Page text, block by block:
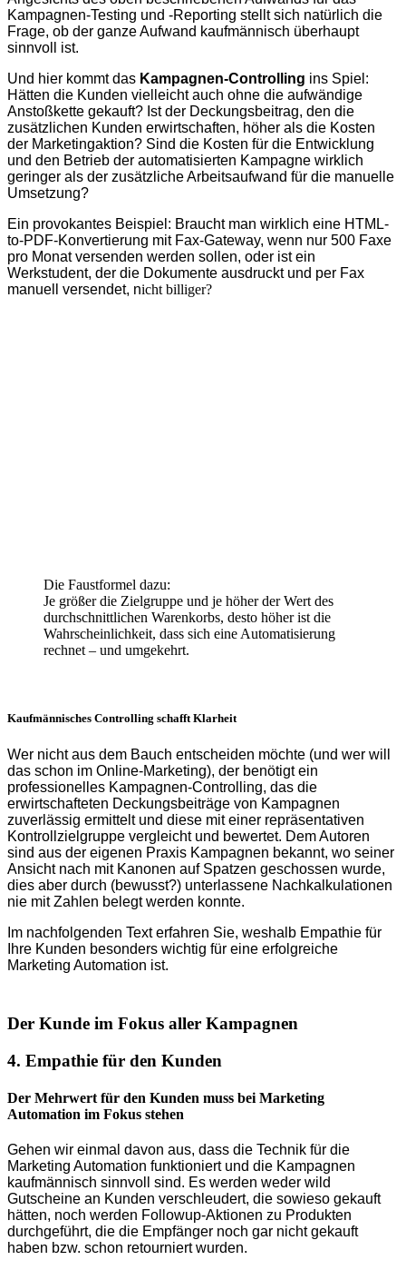
Kampagnen-Testing und -Reporting stellt sich natürlich die
Frage, ob der ganze Aufwand kaufmännisch überhaupt
sinnvoll ist.
Und hier kommt das Kampagnen-Controlling ins Spiel:
Hätten die Kunden vielleicht auch ohne die aufwändige
Anstoßkette gekauft? Ist der Deckungsbeitrag, den die
zusätzlichen Kunden erwirtschaften, höher als die Kosten
der Marketingaktion? Sind die Kosten für die Entwicklung
und den Betrieb der automatisierten Kampagne wirklich
geringer als der zusätzliche Arbeitsaufwand für die manuelle
Umsetzung?
Ein provokantes Beispiel: Braucht man wirklich eine HTML-
to-PDF-Konvertierung mit Fax-Gateway, wenn nur 500 Faxe
pro Monat versenden werden sollen, oder ist ein
Werkstudent, der die Dokumente ausdruckt und per Fax
manuell versendet, nicht billiger?
Die Faustformel dazu:
Je größer die Zielgruppe und je höher der Wert des
durchschnittlichen Warenkorbs, desto höher ist die
Wahrscheinlichkeit, dass sich eine Automatisierung
rechnet – und umgekehrt.
Kaufmännisches Controlling schafft Klarheit
Wer nicht aus dem Bauch entscheiden möchte (und wer will
das schon im Online-Marketing), der benötigt ein
professionelles Kampagnen-Controlling, das die
erwirtschafteten Deckungsbeiträge von Kampagnen
zuverlässig ermittelt und diese mit einer repräsentativen
Kontrollzielgruppe vergleicht und bewertet. Dem Autoren
sind aus der eigenen Praxis Kampagnen bekannt, wo seiner
Ansicht nach mit Kanonen auf Spatzen geschossen wurde,
dies aber durch (bewusst?) unterlassene Nachkalkulationen
nie mit Zahlen belegt werden konnte.
Im nachfolgenden Text erfahren Sie, weshalb Empathie für
Ihre Kunden besonders wichtig für eine erfolgreiche
Marketing Automation ist.
Der Kunde im Fokus aller Kampagnen
4. Empathie für den Kunden
Der Mehrwert für den Kunden muss bei Marketing
Automation im Fokus stehen
Gehen wir einmal davon aus, dass die Technik für die
Marketing Automation funktioniert und die Kampagnen
kaufmännisch sinnvoll sind. Es werden weder wild
Gutscheine an Kunden verschleudert, die sowieso gekauft
hätten, noch werden Followup-Aktionen zu Produkten
durchgeführt, die die Empfänger noch gar nicht gekauft
haben bzw. schon retourniert wurden.